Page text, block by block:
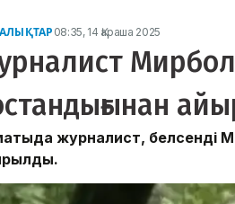
08:35, 14 Қараша 2025
журналист, белсенді